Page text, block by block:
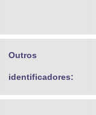
Outros
identificadores: